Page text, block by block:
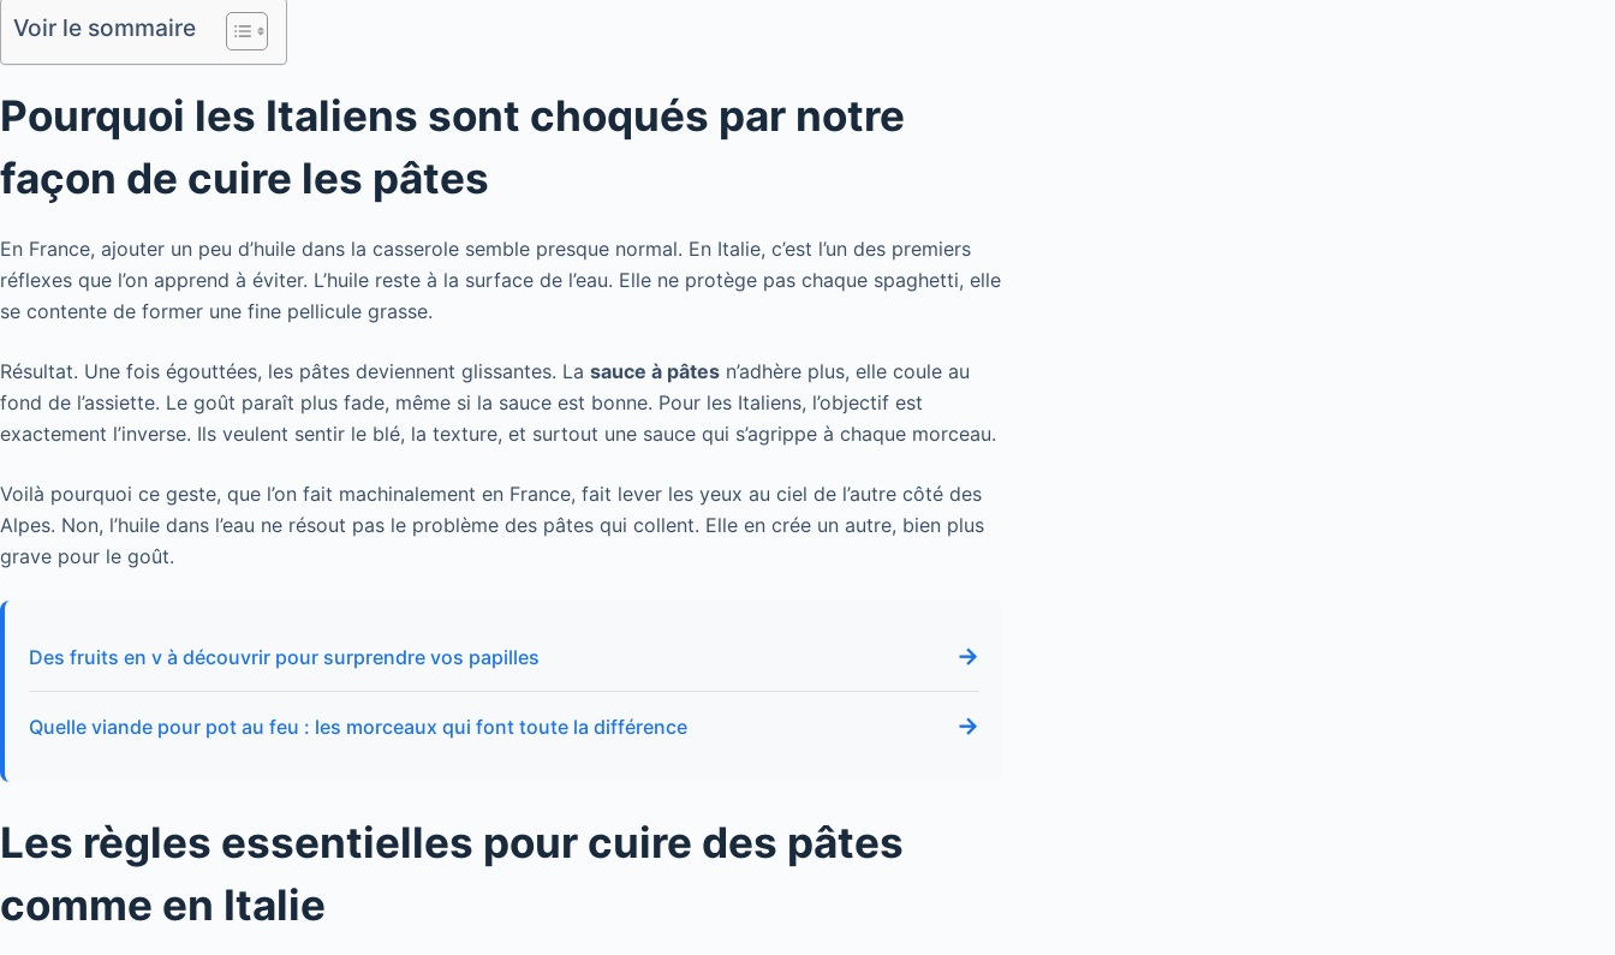
Voir le sommaire
Pourquoi les Italiens sont choqués par notre
façon de cuire les pâtes
En France, ajouter un peu d’huile dans la casserole semble presque normal. En Italie, c’est l’un des premiers
réflexes que l’on apprend à éviter. L’huile reste à la surface de l’eau. Elle ne protège pas chaque spaghetti, elle
se contente de former une fine pellicule grasse.
Résultat. Une fois égouttées, les pâtes deviennent glissantes. La sauce à pâtes n’adhère plus, elle coule au
fond de l’assiette. Le goût paraît plus fade, même si la sauce est bonne. Pour les Italiens, l’objectif est
exactement l’inverse. Ils veulent sentir le blé, la texture, et surtout une sauce qui s’agrippe à chaque morceau.
Voilà pourquoi ce geste, que l’on fait machinalement en France, fait lever les yeux au ciel de l’autre côté des
Alpes. Non, l’huile dans l’eau ne résout pas le problème des pâtes qui collent. Elle en crée un autre, bien plus
grave pour le goût.
Des fruits en v à découvrir pour surprendre vos papilles →
Quelle viande pour pot au feu : les morceaux qui font toute la différence →
Les règles essentielles pour cuire des pâtes
comme en Italie